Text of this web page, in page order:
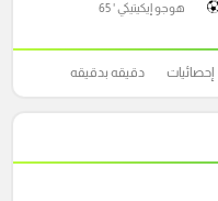
هوجو إيكيتيكي ' 65
إحصائيات دقيقه بدقيقه